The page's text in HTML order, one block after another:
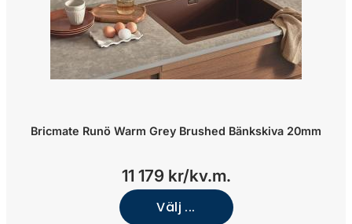
Bricmate Runö Warm Grey Brushed Bänkskiva 20mm
11 179 kr/kv.m.
Välj ...